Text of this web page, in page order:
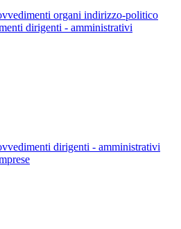
organi indirizzo-politico
dirigenti - amministrativi
dirigenti - amministrativi